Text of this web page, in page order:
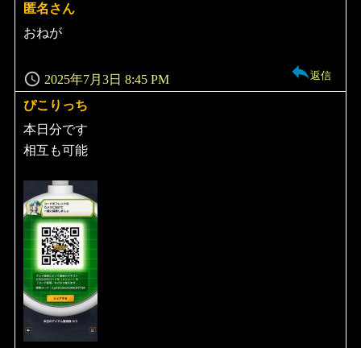
匿名さん
よ
り:
2025年7月3日 8:45 PM
おねが
返信
ぴこりっち
よ
り:
本日分です
相互も可能